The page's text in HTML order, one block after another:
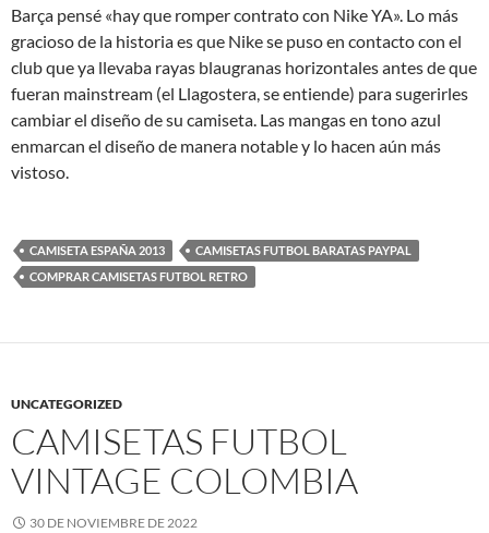
Barça pensé «hay que romper contrato con Nike YA». Lo más
gracioso de la historia es que Nike se puso en contacto con el
club que ya llevaba rayas blaugranas horizontales antes de que
fueran mainstream (el Llagostera, se entiende) para sugerirles
cambiar el diseño de su camiseta. Las mangas en tono azul
enmarcan el diseño de manera notable y lo hacen aún más
vistoso.
CAMISETA ESPAÑA 2013
CAMISETAS FUTBOL BARATAS PAYPAL
COMPRAR CAMISETAS FUTBOL RETRO
UNCATEGORIZED
CAMISETAS FUTBOL
VINTAGE COLOMBIA
30 DE NOVIEMBRE DE 2022